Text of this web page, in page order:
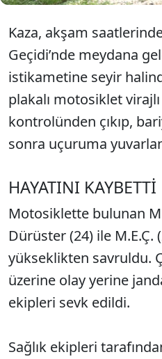
Kaza, akşam
Geçidi’nde meydana
istikametine seyir
plakalı motosiklet
kontrolünden çıkıp,
sonra uçuruma
HAYATINI KAYBETTİ
Motosiklette bulunan
Dürüster (24) ile M.E.Ç.
yükseklikten savruldu.
üzerine olay yerine
ekipleri sevk edildi.
Sağlık ekipleri